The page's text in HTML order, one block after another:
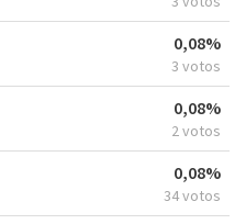
0,08%
3 votos
0,08%
2 votos
0,08%
34 votos